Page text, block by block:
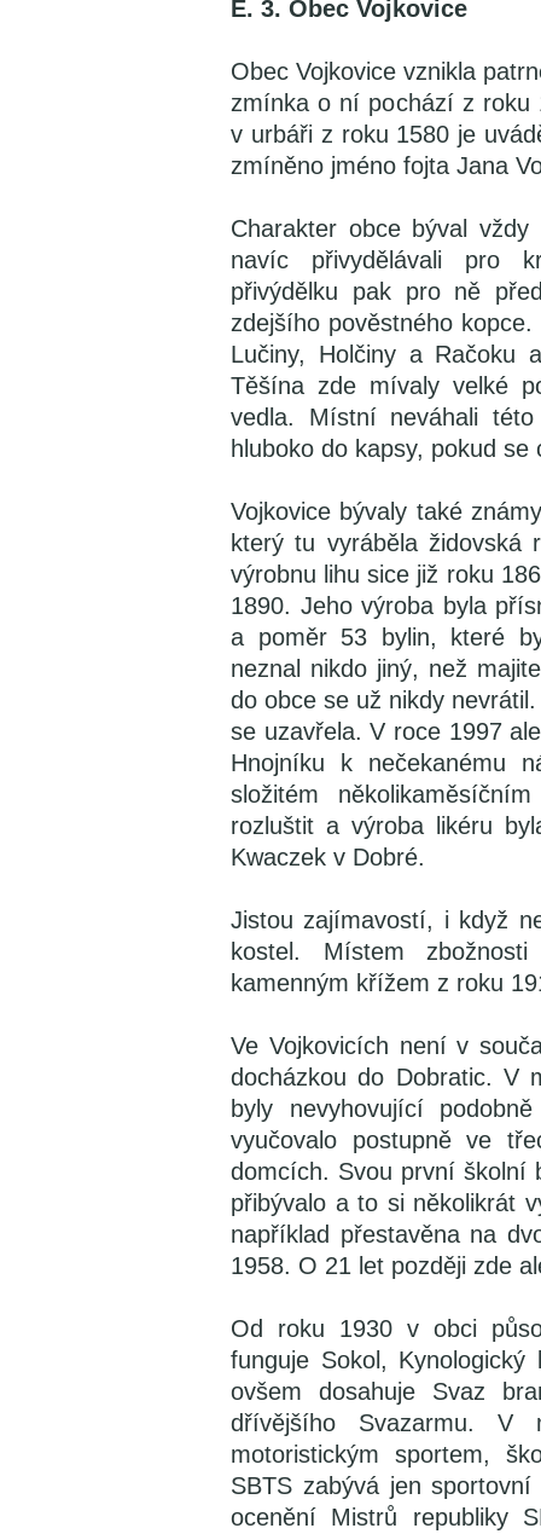
E. 3. Obec Vojkovice
Obec Vojkovice vznikla
zmínka o ní pochází z roku
v urbáři z roku 1580 je
zmíněno jméno fojta Jana
Charakter obce býval
navíc přivydělávali pro
přivýdělku pak pro ně
zdejšího pověstného
Lučiny, Holčiny a Račoku
Těšína zde mívaly velké
vedla. Místní neváhali
hluboko do kapsy, pokud
Vojkovice bývaly také
který tu vyráběla židovská
výrobnu lihu sice již roku
1890. Jeho výroba byla
a poměr 53 bylin, které
neznal nikdo jiný, než
do obce se už nikdy
se uzavřela. V roce 1997
Hnojníku k nečekanému
složitém
rozluštit a výroba likéru
Kwaczek v Dobré.
Jistou zajímavostí, i když
kostel. Místem
kamenným křížem z roku
Ve Vojkovicích není v
docházkou do Dobratic. V
byly nevyhovující
vyučovalo postupně ve
domcích. Svou první školní
přibývalo a to si několikrát
například přestavěna na
1958. O 21 let později zde
Od roku 1930 v obci
funguje Sokol,
ovšem dosahuje Svaz
dřívějšího Svazarmu. V
motoristickým sportem,
SBTS zabývá jen
ocenění Mistrů republiky